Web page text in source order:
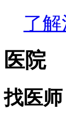
了
医院
找医师